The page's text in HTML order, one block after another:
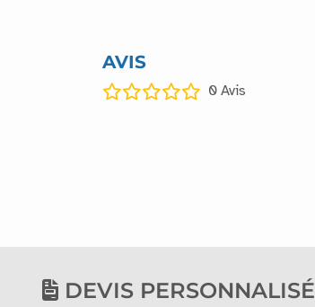
AVIS
0 Avis
DEVIS PERSONNALISÉ